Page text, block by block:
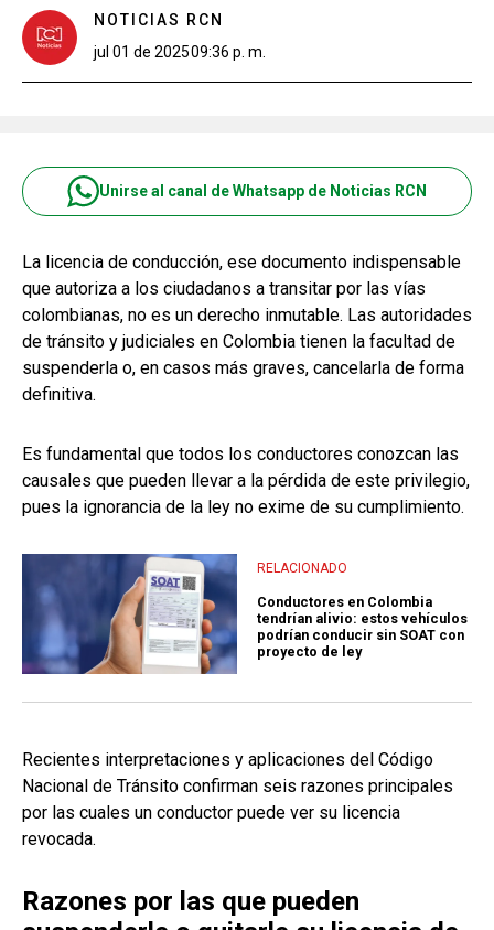
NOTICIAS RCN
jul 01 de 202509:36 p. m.
Unirse al canal de Whatsapp de Noticias RCN
La licencia de conducción, ese documento indispensable
que autoriza a los ciudadanos a transitar por las vías
colombianas, no es un derecho inmutable. Las autoridades
de tránsito y judiciales en Colombia tienen la facultad de
suspenderla o, en casos más graves, cancelarla de forma
definitiva.
Es fundamental que todos los conductores conozcan las
causales que pueden llevar a la pérdida de este privilegio,
pues la ignorancia de la ley no exime de su cumplimiento.
RELACIONADO
Conductores en Colombia
tendrían alivio: estos vehículos
podrían conducir sin SOAT con
proyecto de ley
Recientes interpretaciones y aplicaciones del Código
Nacional de Tránsito confirman seis razones principales
por las cuales un conductor puede ver su licencia
revocada.
Razones por las que pueden